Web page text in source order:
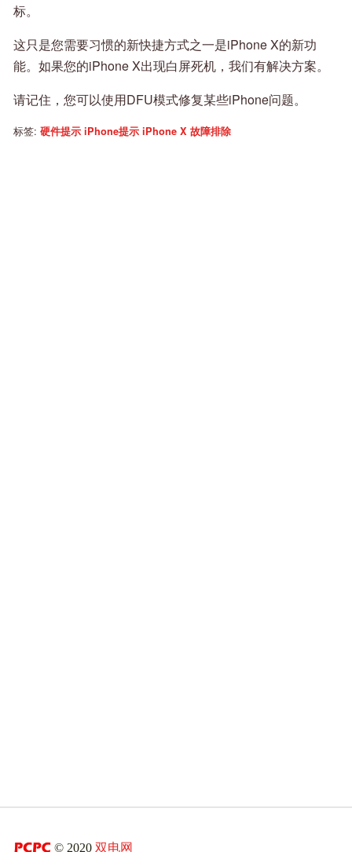
标。
这只是您需要习惯的新快捷方式之一是iPhone X的新功
能。如果您的iPhone X出现白屏死机，我们有解决方案。
请记住，您可以使用DFU模式修复某些iPhone问题。
标签: 硬件提示 iPhone提示 iPhone X 故障排除
© 2020 双电网